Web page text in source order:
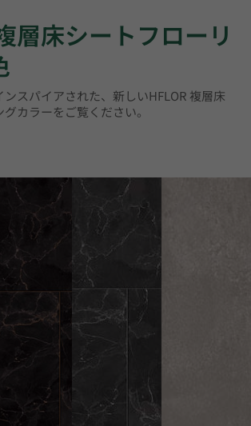
層床シートフローリ
スパイアされた、新しいHFLOR 複層床
カラーをご覧ください。